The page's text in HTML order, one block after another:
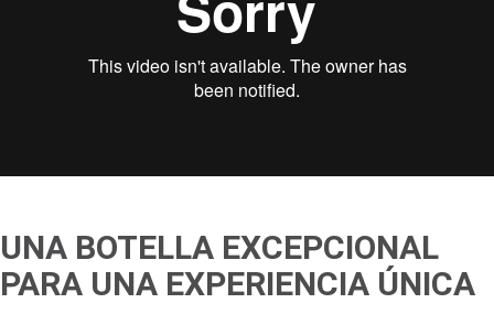
UNA BOTELLA EXCEPCIONAL
PARA UNA EXPERIENCIA ÚNICA